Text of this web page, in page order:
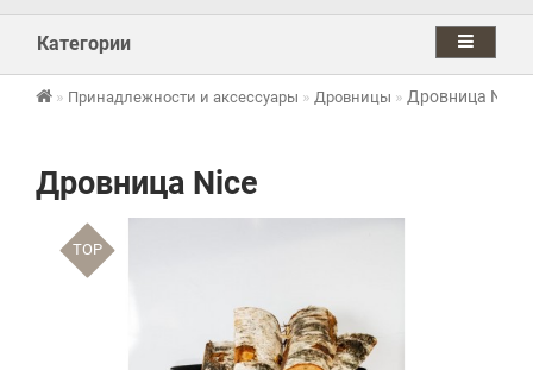
Категории
Принадлежности и аксессуары Дровницы Дровница Nice
Дровница Nice
TOP